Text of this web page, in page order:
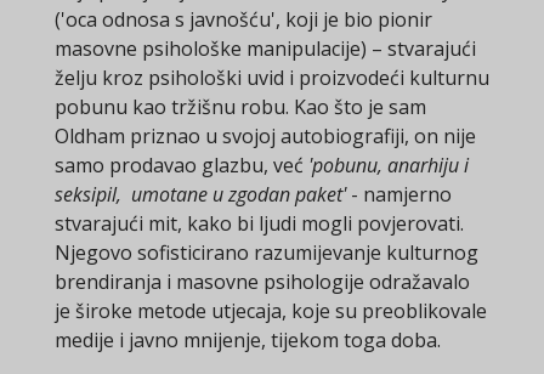
('oca odnosa s javnošću', koji je bio pionir
masovne psihološke manipulacije) – stvarajući
želju kroz psihološki uvid i proizvodeći kulturnu
pobunu kao tržišnu robu. Kao što je sam
Oldham priznao u svojoj autobiografiji, on nije
samo prodavao glazbu, već 'pobunu, anarhiju i
seksipil, umotane u zgodan paket'- namjerno
stvarajući mit, kako bi ljudi mogli povjerovati.
Njegovo sofisticirano razumijevanje kulturnog
brendiranja i masovne psihologije odražavalo
je široke metode utjecaja, koje su preoblikovale
medije i javno mnijenje, tijekom toga doba.